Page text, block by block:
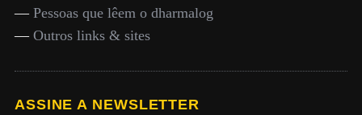
— Pessoas que lêem o dharmalog
— Outros links & sites
ASSINE A NEWSLETTER